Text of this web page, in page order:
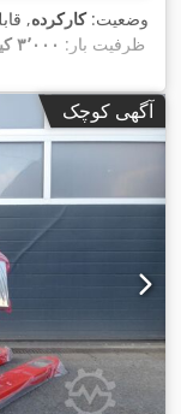
وضعیت:کارکرده,
, ظرفیت بار: ۳٬۰۰۰ کیلوگرم
۲٬۶۳۰ میلی‌متر
,
آگهی کوچک